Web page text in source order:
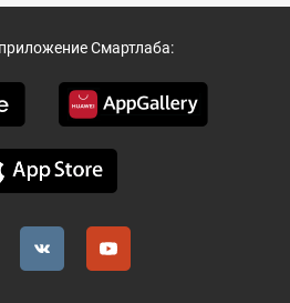
Смартлаба: